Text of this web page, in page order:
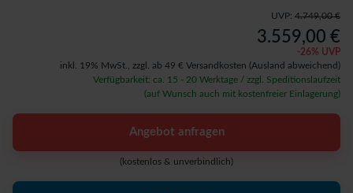
UVP: 4.749,00 €
3.559,00 €
-26% UVP
inkl. 19% MwSt., zzgl. ab 49 € Versandkosten (Ausland abweichend)
Verfügbarkeit: ca. 15 - 20 Werktage / zzgl. Speditionslaufzeit
(auf Wunsch auch mit kostenfreier Einlagerung)
Angebot anfragen
(kostenlos & unverbindlich)